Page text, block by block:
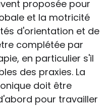
proposée pour
et la motricité
d'orientation et de
complétée par
en particulier s'il
des praxies. La
doit être
pour travailler